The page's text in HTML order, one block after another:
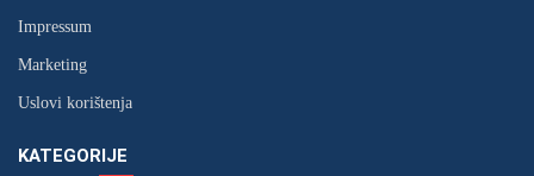
Impressum
Marketing
Uslovi korištenja
KATEGORIJE